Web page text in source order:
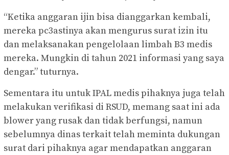
“Ketika anggaran ijin bisa dianggarkan kembali,
mereka pc3astinya akan mengurus surat izin itu
dan melaksanakan pengelolaan limbah B3 medis
mereka. Mungkin di tahun 2021 informasi yang saya
dengar.” tuturnya.
Sementara itu untuk IPAL medis pihaknya juga telah
melakukan verifikasi di RSUD, memang saat ini ada
blower yang rusak dan tidak berfungsi, namun
sebelumnya dinas terkait telah meminta dukungan
surat dari pihaknya agar mendapatkan anggaran